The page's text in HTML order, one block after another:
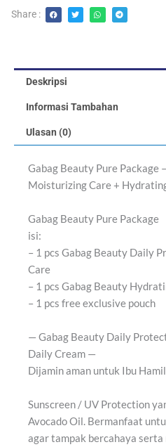
out
of
Share :
Deskripsi
Informasi Tambahan
Ulasan (0)
Gabag Beauty Pure Package
Moisturizing Care +
Gabag Beauty Pure Package
isi:
– 1 pcs Gabag Beauty Daily
Care
– 1 pcs Gabag Beauty
– 1 pcs free exclusive pouch
— Gabag Beauty Daily
Daily Cream —
Dijamin aman untuk Ibu
Sunscreen / UV Protection
Avocado Oil. Bermanfaat
agar tampak bercahaya